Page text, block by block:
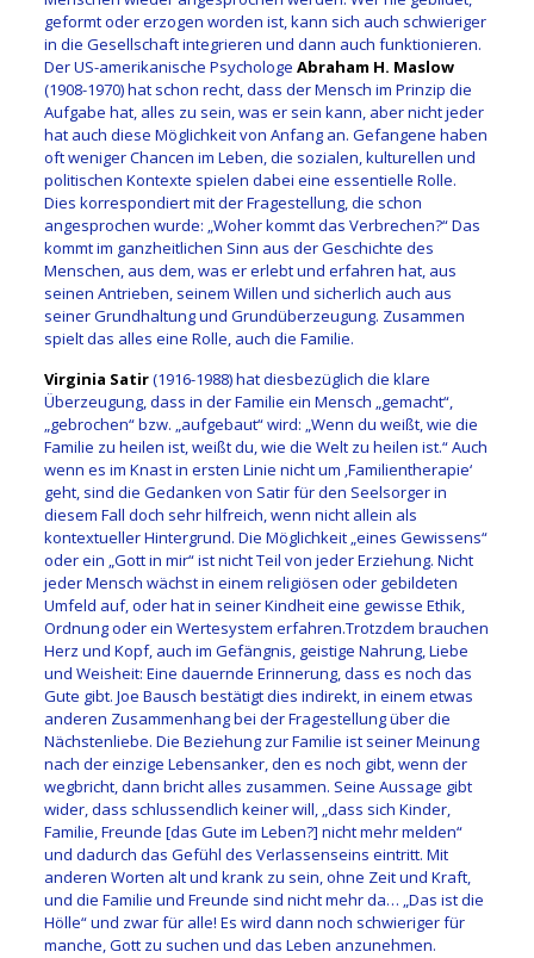
geformt oder erzogen worden ist, kann sich auch schwieriger
in die Gesellschaft integrieren und dann auch funktionieren.
Der US-amerikanische Psychologe Abraham H. Maslow
(1908-1970) hat schon recht, dass der Mensch im Prinzip die
Aufgabe hat, alles zu sein, was er sein kann, aber nicht jeder
hat auch diese Möglichkeit von Anfang an. Gefangene haben
oft weniger Chancen im Leben, die sozialen, kulturellen und
politischen Kontexte spielen dabei eine essentielle Rolle.
Dies korrespondiert mit der Fragestellung, die schon
angesprochen wurde: „Woher kommt das Verbrechen?“ Das
kommt im ganzheitlichen Sinn aus der Geschichte des
Menschen, aus dem, was er erlebt und erfahren hat, aus
seinen Antrieben, seinem Willen und sicherlich auch aus
seiner Grundhaltung und Grundüberzeugung. Zusammen
spielt das alles eine Rolle, auch die Familie.
Virginia Satir(1916-1988) hat diesbezüglich die klare
Überzeugung, dass in der Familie ein Mensch „gemacht“,
„gebrochen“ bzw. „aufgebaut“ wird: „Wenn du weißt, wie die
Familie zu heilen ist, weißt du, wie die Welt zu heilen ist.“ Auch
wenn es im Knast in ersten Linie nicht um ‚Familientherapie‘
geht, sind die Gedanken von Satir für den Seelsorger in
diesem Fall doch sehr hilfreich, wenn nicht allein als
kontextueller Hintergrund. Die Möglichkeit „eines Gewissens“
oder ein „Gott in mir“ ist nicht Teil von jeder Erziehung. Nicht
jeder Mensch wächst in einem religiösen oder gebildeten
Umfeld auf, oder hat in seiner Kindheit eine gewisse Ethik,
Ordnung oder ein Wertesystem erfahren.Trotzdem brauchen
Herz und Kopf, auch im Gefängnis, geistige Nahrung, Liebe
und Weisheit: Eine dauernde Erinnerung, dass es noch das
Gute gibt. Joe Bausch bestätigt dies indirekt, in einem etwas
anderen Zusammenhang bei der Fragestellung über die
Nächstenliebe. Die Beziehung zur Familie ist seiner Meinung
nach der einzige Lebensanker, den es noch gibt, wenn der
wegbricht, dann bricht alles zusammen. Seine Aussage gibt
wider, dass schlussendlich keiner will, „dass sich Kinder,
Familie, Freunde [das Gute im Leben?] nicht mehr melden“
und dadurch das Gefühl des Verlassenseins eintritt. Mit
anderen Worten alt und krank zu sein, ohne Zeit und Kraft,
und die Familie und Freunde sind nicht mehr da… „Das ist die
Hölle“ und zwar für alle! Es wird dann noch schwieriger für
manche, Gott zu suchen und das Leben anzunehmen.